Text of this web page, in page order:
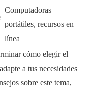
Computadoras
portátiles, recursos en
línea
cómo elegir el
a tus necesidades
sobre este tema,